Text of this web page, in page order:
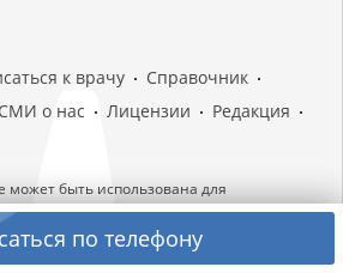
по телефону
к врачу
Справочник
СМИ о нас Лицензии
Редакция
быть использована для
не является публичной офертой
кодекса Российской Федерации). По всем
и медицинской помощи,